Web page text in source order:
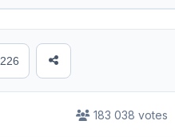
226
183 038 votes